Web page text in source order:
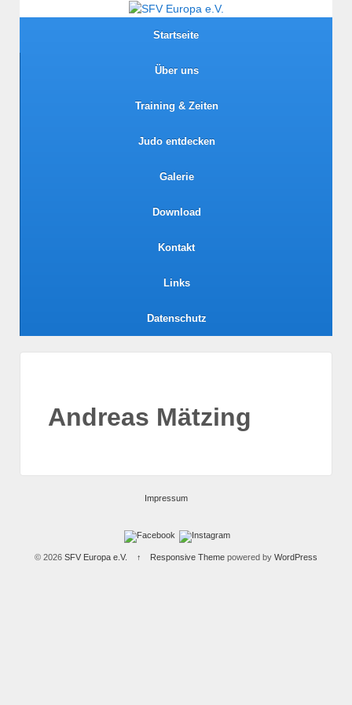
Startseite
Über uns
Training & Zeiten
Judo entdecken
Galerie
Download
Kontakt
Links
Datenschutz
Andreas Mätzing
Impressum
© 2026 SFV Europa e.V. ↑ Responsive Themepowered by WordPress